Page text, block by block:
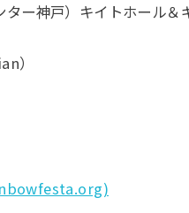
ー神戸）キイトホール＆
）